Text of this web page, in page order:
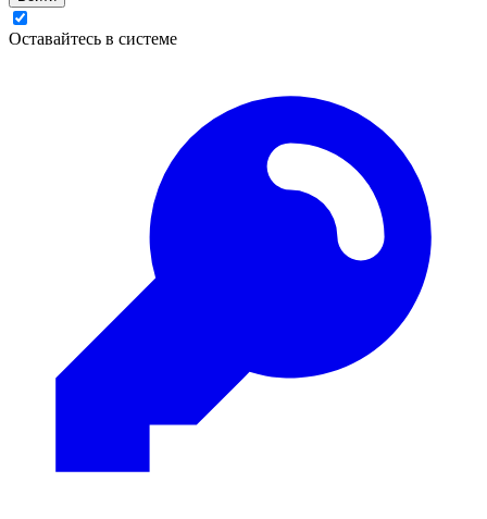
Оставайтесь в системе